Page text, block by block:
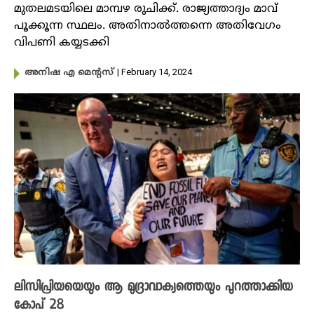
മുതലമടയിലെ മാമ്പഴ രുചിക്ക്. രാജ്യത്താദ്യം മാവ്
പൂക്കൂന്ന സ്ഥലം. അതിനാൽത്തന്നെ അതിവേ​ഗം
വിപണി കയ്യടക്കി
അനിഷ എ മെന്റസ് | February 14, 2024
ലിസിപ്രിയയെയും ആ മുദ്രാവാക്യത്തെയും പുറത്താക്കിയ
കോപ് 28